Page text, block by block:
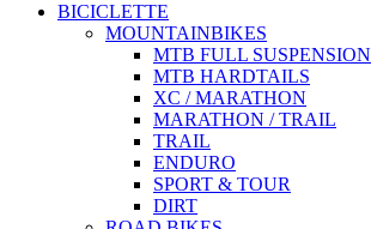
BICICLETTE
MOUNTAINBIKES
MTB FULL SUSPENSION
MTB HARDTAILS
XC / MARATHON
MARATHON / TRAIL
TRAIL
ENDURO
SPORT & TOUR
DIRT